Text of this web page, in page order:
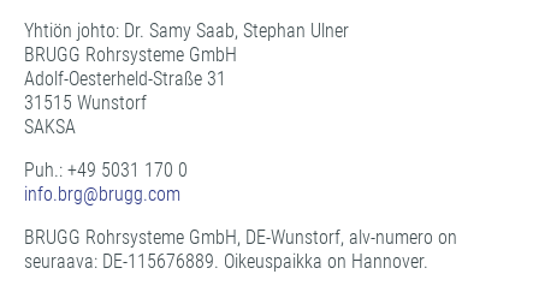
Yhtiön johto: Dr. Samy Saab, Stephan Ulner
BRUGG Rohrsysteme GmbH
Adolf-Oesterheld-Straße 31
31515 Wunstorf
SAKSA
Puh.: +49 5031 170 0
info.brg@brugg.com
BRUGG Rohrsysteme GmbH, DE-Wunstorf, alv-numero on
seuraava: DE-115676889. Oikeuspaikka on Hannover.